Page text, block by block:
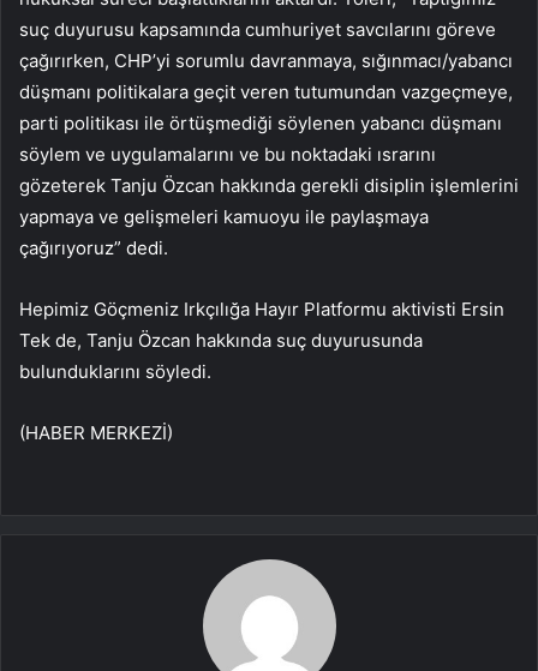
suç duyurusu kapsamında cumhuriyet savcılarını göreve
çağırırken, CHP’yi sorumlu davranmaya, sığınmacı/yabancı
düşmanı politikalara geçit veren tutumundan vazgeçmeye,
parti politikası ile örtüşmediği söylenen yabancı düşmanı
söylem ve uygulamalarını ve bu noktadaki ısrarını
gözeterek Tanju Özcan hakkında gerekli disiplin işlemlerini
yapmaya ve gelişmeleri kamuoyu ile paylaşmaya
çağırıyoruz” dedi.
Hepimiz Göçmeniz Irkçılığa Hayır Platformu aktivisti Ersin
Tek de, Tanju Özcan hakkında suç duyurusunda
bulunduklarını söyledi.
(HABER MERKEZİ)